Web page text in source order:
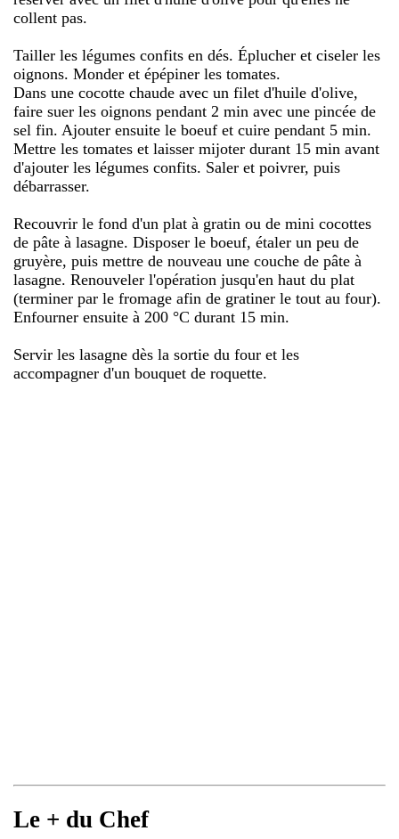
collent pas.
Tailler les légumes confits en dés. Éplucher et ciseler les
oignons. Monder et épépiner les tomates.
Dans une cocotte chaude avec un filet d'huile d'olive,
faire suer les oignons pendant 2 min avec une pincée de
sel fin. Ajouter ensuite le boeuf et cuire pendant 5 min.
Mettre les tomates et laisser mijoter durant 15 min avant
d'ajouter les légumes confits. Saler et poivrer, puis
débarrasser.
Recouvrir le fond d'un plat à gratin ou de mini cocottes
de pâte à lasagne. Disposer le boeuf, étaler un peu de
gruyère, puis mettre de nouveau une couche de pâte à
lasagne. Renouveler l'opération jusqu'en haut du plat
(terminer par le fromage afin de gratiner le tout au four).
Enfourner ensuite à 200 °C durant 15 min.
Servir les lasagne dès la sortie du four et les
accompagner d'un bouquet de roquette.
Le + du Chef